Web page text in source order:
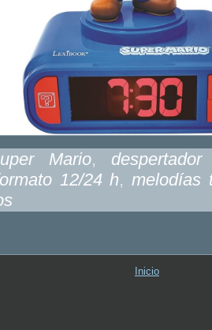
Mario,
12/24 h,melodías
Inicio